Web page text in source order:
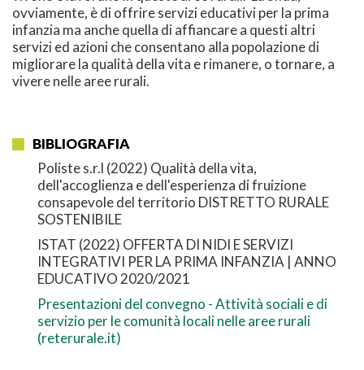
ovviamente, è di offrire servizi educativi per la prima
infanzia ma anche quella di affiancare a questi altri
servizi ed azioni che consentano alla popolazione di
migliorare la qualità della vita e rimanere, o tornare, a
vivere nelle aree rurali.
BIBLIOGRAFIA
Poliste s.r.l (2022) Qualità della vita,
dell'accoglienza e dell'esperienza di fruizione
consapevole del territorio DISTRETTO RURALE
SOSTENIBILE
ISTAT (2022) OFFERTA DI NIDI E SERVIZI
INTEGRATIVI PER LA PRIMA INFANZIA | ANNO
EDUCATIVO 2020/2021
Presentazioni del convegno - Attività sociali e di
servizio per le comunità locali nelle aree rurali
(reterurale.it)